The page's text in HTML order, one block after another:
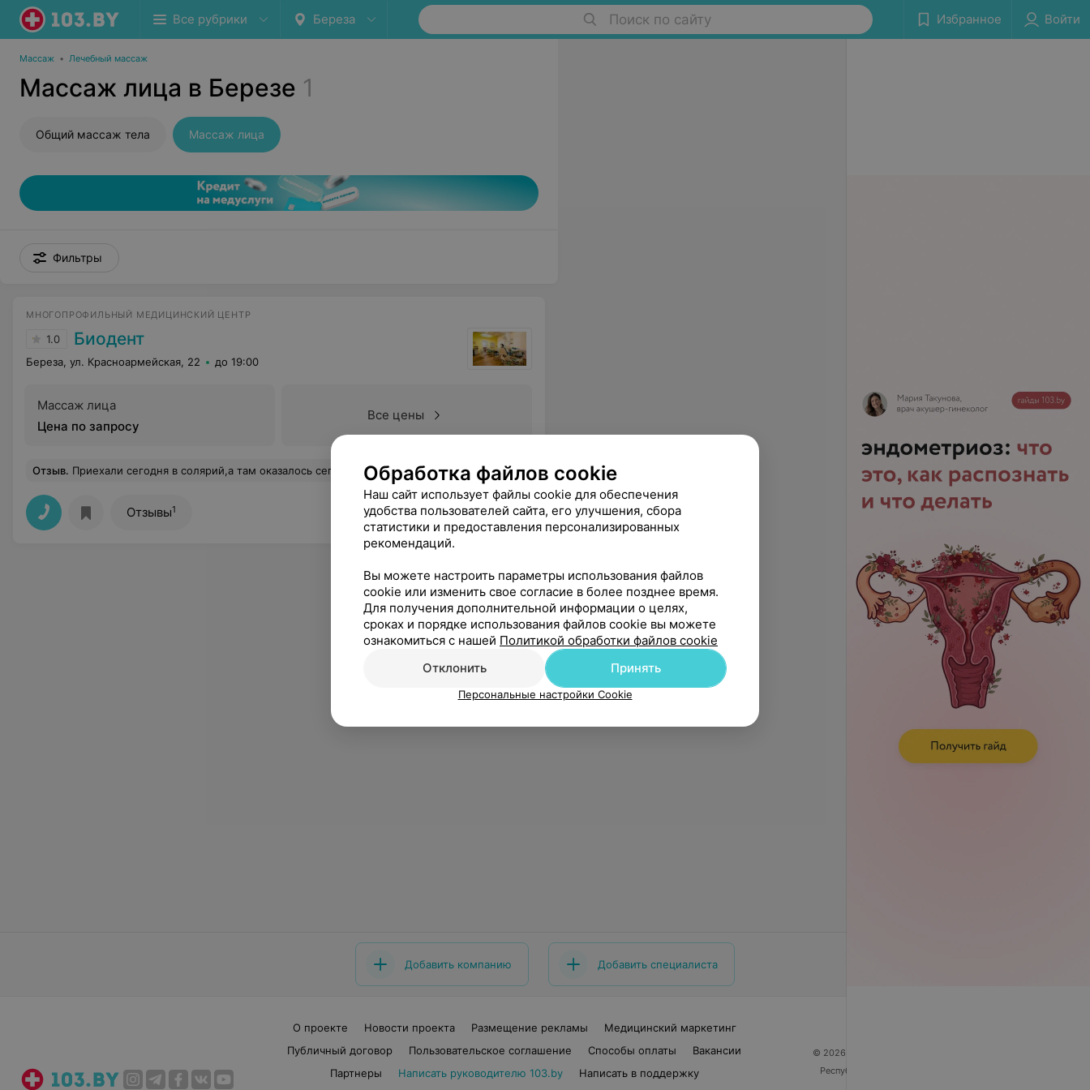
Все рубрики Береза Поиск по сайту Избранное Войти
Массаж • Лечебный массаж
Массаж лица в Березе 1
Общий массаж тела Массаж лица
Фильтры
МНОГОПРОФИЛЬНЫЙ МЕДИЦИНСКИЙ ЦЕНТР
1.0 Биодент
Береза, ул. Красноармейская, 22 до 19:00
Массаж лица
Цена по запросу
Все цены
Отзыв. Приехали сегодня в солярий,а там оказалось сегодня закрыто ,могли б на сайте написать или сказать по телефону что вы 8 числа закрыты будете ,а не ехать с другого города и уехать обратно Еще
Отзывы1
Добавить компанию Добавить специалиста
О проекте Новости проекта Размещение рекламы
Медицинский маркетинг
Публичный договор
Пользовательское соглашение Способы оплаты
Вакансии
Партнеры
Написать руководителю 103.by
Написать в поддержку
© 2026 ООО «Артокс Лаб», УНП 191700409
Республика Беларусь, г. Минск, улица Толбухина, 2,
Обработка файлов cookie
Наш сайт использует файлы cookie для обеспечения
удобства пользователей сайта, его улучшения, сбора
статистики и предоставления персонализированных
рекомендаций.
Вы можете настроить параметры использования файлов
cookie или изменить свое согласие в более позднее время.
Для получения дополнительной информации о целях,
сроках и порядке использования файлов cookie вы можете
ознакомиться с нашей Политикой обработки файлов cookie
Отклонить
Принять
Персональные настройки Cookie